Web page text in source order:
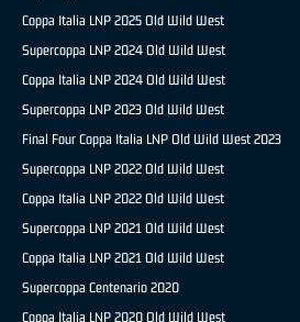
Coppa Italia LNP 2025 Old Wild West
Supercoppa LNP 2024 Old Wild West
Coppa Italia LNP 2024 Old Wild West
Supercoppa LNP 2023 Old Wild West
Final Four Coppa Italia LNP Old Wild West 2023
Supercoppa LNP 2022 Old Wild West
Coppa Italia LNP 2022 Old Wild West
Supercoppa LNP 2021 Old Wild West
Coppa Italia LNP 2021 Old Wild West
Supercoppa Centenario 2020
Coppa Italia LNP 2020 Old Wild West